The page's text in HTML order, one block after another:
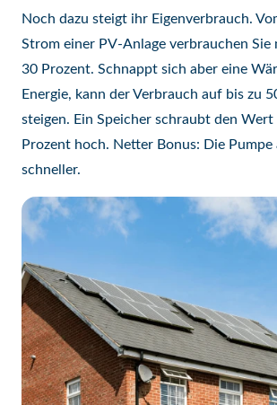
Noch dazu steigt ihr Eigenverbrauch.
Strom einer PV-Anlage verbrauchen Sie
30 Prozent. Schnappt sich aber eine
Energie, kann der Verbrauch auf bis zu
steigen. Ein Speicher schraubt den Wert
Prozent hoch. Netter Bonus: Die
schneller.